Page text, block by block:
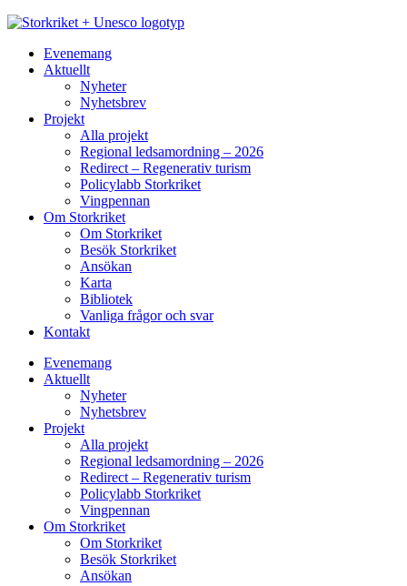
Evenemang
Aktuellt
Nyheter
Nyhetsbrev
Projekt
Alla projekt
Regional ledsamordning – 2026
Redirect – Regenerativ turism
Policylabb Storkriket
Vingpennan
Om Storkriket
Om Storkriket
Besök Storkriket
Ansökan
Karta
Bibliotek
Vanliga frågor och svar
Kontakt
Evenemang
Aktuellt
Nyheter
Nyhetsbrev
Projekt
Alla projekt
Regional ledsamordning – 2026
Redirect – Regenerativ turism
Policylabb Storkriket
Vingpennan
Om Storkriket
Om Storkriket
Besök Storkriket
Ansökan